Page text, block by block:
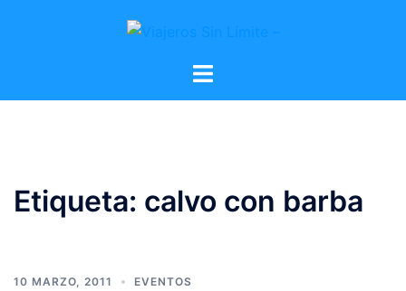
Etiqueta: calvo con barba
10 MARZO, 2011 EVENTOS